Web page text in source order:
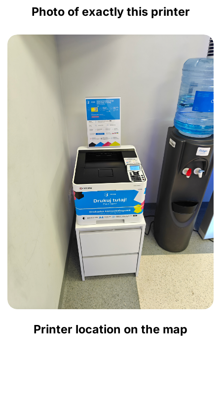
Photo of exactly this printer
Printer location on the map